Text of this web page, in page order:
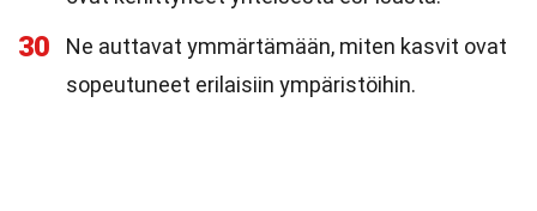
30
Ne auttavat ymmärtämään, miten kasvit ovat
sopeutuneet erilaisiin ympäristöihin.